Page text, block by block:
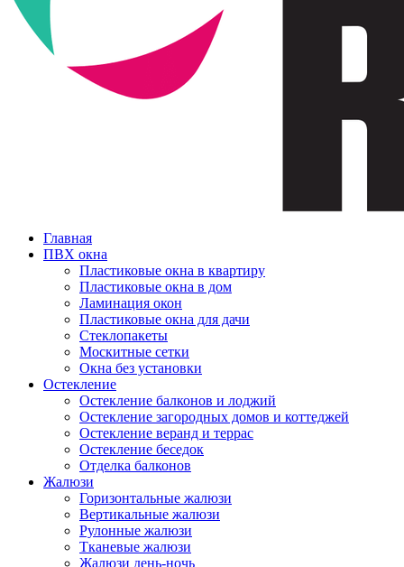
Главная
ПВХ окна
Пластиковые окна в квартиру
Пластиковые окна в дом
Ламинация окон
Пластиковые окна для дачи
Стеклопакеты
Москитные сетки
Окна без установки
Остекление
Остекление балконов и лоджий
Остекление загородных домов и коттеджей
Остекление веранд и террас
Остекление беседок
Отделка балконов
Жалюзи
Горизонтальные жалюзи
Вертикальные жалюзи
Рулонные жалюзи
Тканевые жалюзи
Жалюзи день-ночь